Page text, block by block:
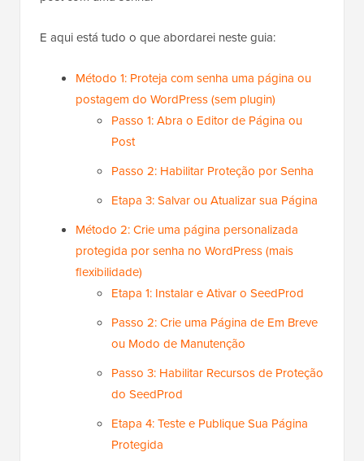
E aqui está tudo o que abordarei neste guia:
Método 1: Proteja com senha uma página ou
postagem do WordPress (sem plugin)
Passo 1: Abra o Editor de Página ou
Post
Passo 2: Habilitar Proteção por Senha
Etapa 3: Salvar ou Atualizar sua Página
Método 2: Crie uma página personalizada
protegida por senha no WordPress (mais
flexibilidade)
Etapa 1: Instalar e Ativar o SeedProd
Passo 2: Crie uma Página de Em Breve
ou Modo de Manutenção
Passo 3: Habilitar Recursos de Proteção
do SeedProd
Etapa 4: Teste e Publique Sua Página
Protegida